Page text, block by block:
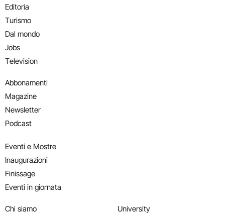
Editoria
Turismo
Dal mondo
Jobs
Television
Abbonamenti
Magazine
Newsletter
Podcast
Eventi e Mostre
Inaugurazioni
Finissage
Eventi in giornata
Chi siamo
University